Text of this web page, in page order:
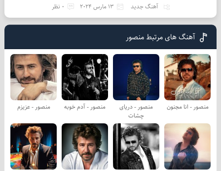
آهنگ جدید 13 مارس 2024 0 نظر
آهنگ های مرتبط منصور
منصور - انا مجنون
منصور - دریای
چشات
منصور - آدم خوبه منصور - عزیزم